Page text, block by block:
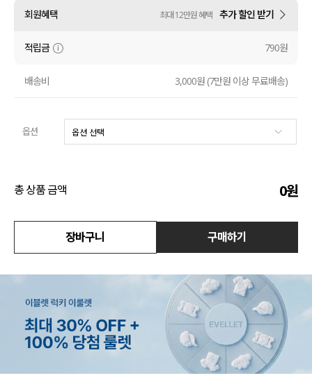
수영복
아우터
코디템
회원혜택 최대 12만원 혜택 추가 할인 받기
적립금 790원
배송비 3,000원 (7만원 이상 무료배송)
옵션
총 상품 금액 0원
장바구니 구매하기